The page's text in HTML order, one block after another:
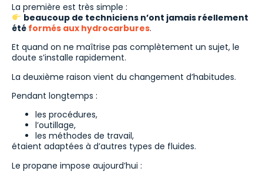
La première est très simple :
beaucoup de techniciens n’ont jamais réellement
été formés aux hydrocarbures.
Et quand on ne maîtrise pas complètement un sujet, le
doute s’installe rapidement.
La deuxième raison vient du changement d’habitudes.
Pendant longtemps :
les procédures,
l’outillage,
les méthodes de travail,
étaient adaptées à d’autres types de fluides.
Le propane impose aujourd’hui :